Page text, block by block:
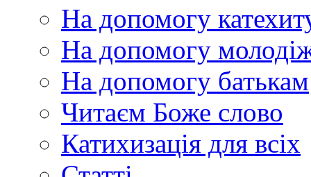
На допомогу
На допомогу
На допомогу батькам
Читаєм Боже слово
Катихизація для всіх